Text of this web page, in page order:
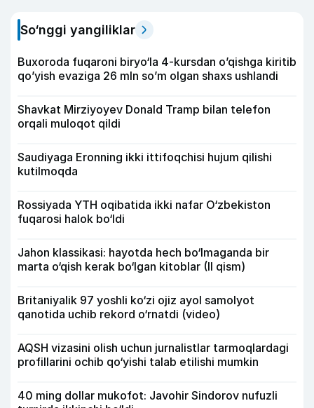
So‘nggi yangiliklar
Buxoroda fuqaroni biryo‘la 4-kursdan o’qishga kiritib
qo’yish evaziga 26 mln so’m olgan shaxs ushlandi
Shavkat Mirziyoyev Donald Tramp bilan telefon
orqali muloqot qildi
Saudiyaga Eronning ikki ittifoqchisi hujum qilishi
kutilmoqda
Rossiyada YTH oqibatida ikki nafar O‘zbekiston
fuqarosi halok bo‘ldi
Jahon klassikasi: hayotda hech bo‘lmaganda bir
marta o‘qish kerak bo‘lgan kitoblar (II qism)
Britaniyalik 97 yoshli ko‘zi ojiz ayol samolyot
qanotida uchib rekord o‘rnatdi (video)
AQSH vizasini olish uchun jurnalistlar tarmoqlardagi
profillarini ochib qo‘yishi talab etilishi mumkin
40 ming dollar mukofot: Javohir Sindorov nufuzli